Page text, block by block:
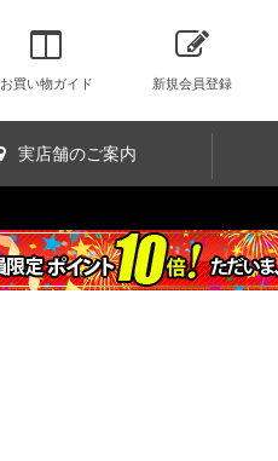
お買い物ガイド 新規会員登録
実店舗のご案内